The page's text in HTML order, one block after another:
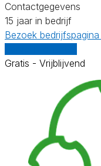
Contactgegevens
15 jaar in bedrijf
Bezoek bedrijfspagina
Gratis - Vrijblijvend